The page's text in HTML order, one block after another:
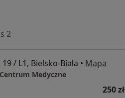
2
/ L1, Bielsko-Biała • Mapa
Medyczne
250 zł